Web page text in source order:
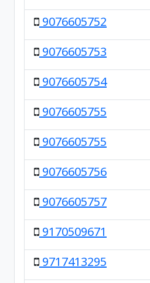
9076605752
9076605753
9076605754
9076605755
9076605755
9076605756
9076605757
9170509671
9717413295